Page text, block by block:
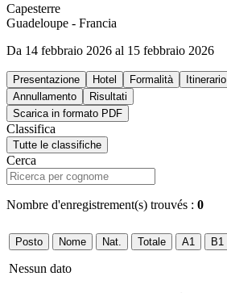
Capesterre
Guadeloupe - Francia
Da 14 febbraio 2026 al 15 febbraio 2026
Presentazione Hotel Formalità Itinerario
Annullamento
Risultati
Scarica in formato PDF
Classifica
Tutte le classifiche
Cerca
Nombre d'enregistrement(s) trouvés : 0
Posto Nome Nat. Totale A1 B1
Nessun dato